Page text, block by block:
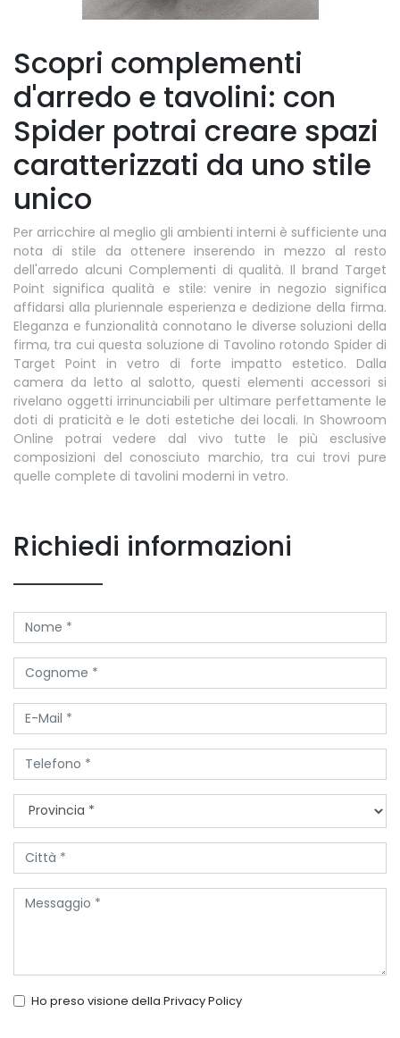
Scopri complementi
d'arredo e tavolini: con
Spider potrai creare spazi
caratterizzati da uno stile
unico
Per arricchire al meglio gli ambienti interni è sufficiente una
nota di stile da ottenere inserendo in mezzo al resto
dell'arredo alcuni Complementi di qualità. Il brand Target
Point significa qualità e stile: venire in negozio significa
affidarsi alla pluriennale esperienza e dedizione della firma.
Eleganza e funzionalità connotano le diverse soluzioni della
firma, tra cui questa soluzione di Tavolino rotondo Spider di
Target Point in vetro di forte impatto estetico. Dalla
camera da letto al salotto, questi elementi accessori si
rivelano oggetti irrinunciabili per ultimare perfettamente le
doti di praticità e le doti estetiche dei locali. In Showroom
Online potrai vedere dal vivo tutte le più esclusive
composizioni del conosciuto marchio, tra cui trovi pure
quelle complete di tavolini moderni in vetro.
Richiedi informazioni
Ho preso visione della Privacy Policy